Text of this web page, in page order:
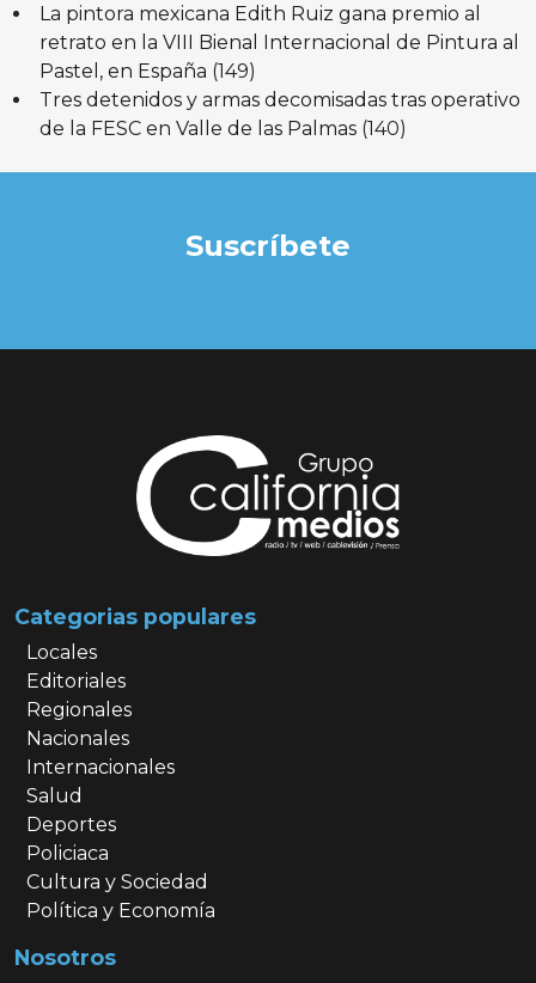
La pintora mexicana Edith Ruiz gana premio al
retrato en la VIII Bienal Internacional de Pintura al
Pastel, en España (149)
Tres detenidos y armas decomisadas tras operativo
de la FESC en Valle de las Palmas (140)
Suscríbete
Categorias populares
Locales
Editoriales
Regionales
Nacionales
Internacionales
Salud
Deportes
Policiaca
Cultura y Sociedad
Política y Economía
Nosotros